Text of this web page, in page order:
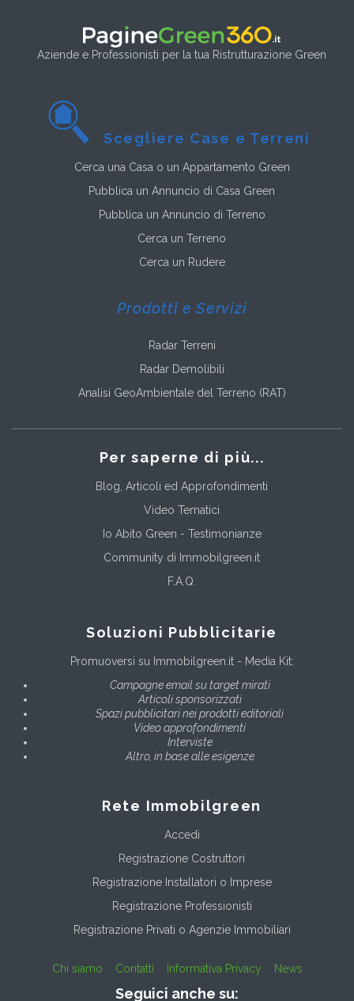
Aziende e Professionisti per la tua Ristrutturazione Green
Scegliere Case e Terreni
Cerca una Casa o un Appartamento Green
Pubblica un Annuncio di Casa Green
Pubblica un Annuncio di Terreno
Cerca un Terreno
Cerca un Rudere
Prodotti e Servizi
Radar Terreni
Radar Demolibili
Analisi GeoAmbientale del Terreno (RAT)
Per saperne di più...
Blog, Articoli ed Approfondimenti
Video Tematici
Io Abito Green - Testimonianze
Community di Immobilgreen.it
F.A.Q.
Soluzioni Pubblicitarie
Promuoversi su Immobilgreen.it - Media Kit:
Campagne email su target mirati
Articoli sponsorizzati
Spazi pubblicitari nei prodotti editoriali
Video approfondimenti
Interviste
Altro, in base alle esigenze
Rete Immobilgreen
Accedi
Registrazione Costruttori
Registrazione Installatori o Imprese
Registrazione Professionisti
Registrazione Privati o Agenzie Immobiliari
Chi siamo Contatti Informativa Privacy News
Seguici anche su: